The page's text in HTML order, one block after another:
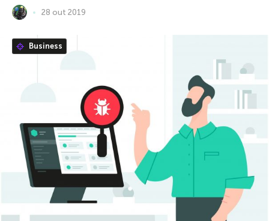
28 out 2019
Business